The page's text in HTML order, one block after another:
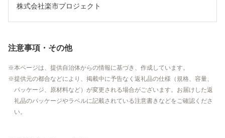
株式会社楽市プロジェクト
注意事項・その他
本ページは、提供自治体からの情報に基づき、作成しています。
提供元の都合などにより、掲載中に予告なく返礼品の仕様（規格、容量、
パッケージ、原材料など）が変更される場合がございます。お届けした返
礼品のパッケージやラベルに記載されている注意書きなどをご確認くださ
い。